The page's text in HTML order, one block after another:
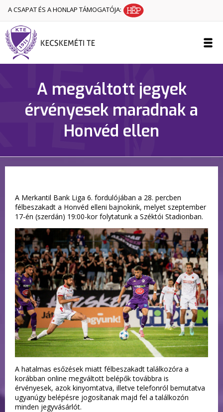
A CSAPAT ÉS A HONLAP TÁMOGATÓJA:
A megváltott jegyek
érvényesek maradnak a
Honvéd ellen
A Merkantil Bank Liga 6. fordulójában a 28. percben
félbeszakadt a Honvéd elleni bajnokink, melyet szeptember
17-én (szerdán) 19:00-kor folytatunk a Széktói Stadionban.
A hatalmas esőzések miatt félbeszakadt találkozóra a
korábban online megváltott belépők továbbra is
érvényesek, azok kinyomtatva, illetve telefonról bemutatva
ugyanúgy belépésre jogosítanak majd fel a találkozón
minden jegyvásárlót.